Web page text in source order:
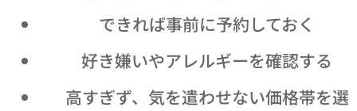
📞 できれば事前に予約しておく
🍽 好き嫌いやアレルギーを確認する
💰 高すぎず、気を遣わせない価格帯を選